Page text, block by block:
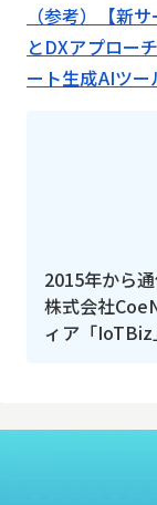
（参考）【新
とDXアプロー
ート生成AIツー
2015年から
株式会社
ィア「IoTBiz